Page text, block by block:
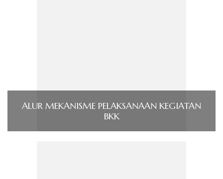
ALUR MEKANISME PELAKSANAAN KEGIATAN
BKK